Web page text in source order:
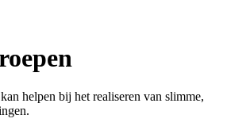
helpen bij het realiseren van slimme,